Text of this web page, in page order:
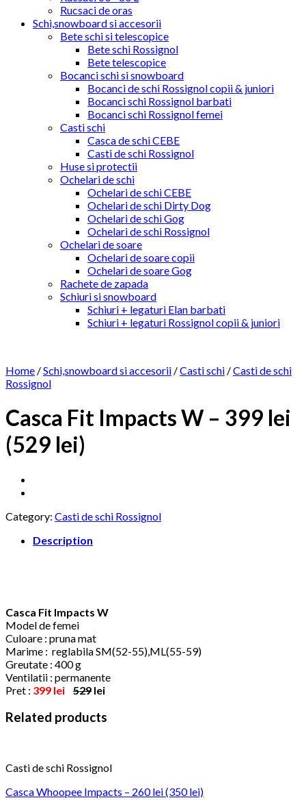
Rucsaci de oras
Schi,snowboard si accesorii
Bete schi si telescopice
Bete schi Rossignol
Bete telescopice
Bocanci schi si snowboard
Bocanci de schi Rossignol copii & juniori
Bocanci schi Rossignol barbati
Bocanci schi Rossignol femei
Casti schi
Casca de schi CEBE
Casti de schi Rossignol
Huse si protectii
Ochelari de schi
Ochelari de schi CEBE
Ochelari de schi Dirty Dog
Ochelari de schi Gog
Ochelari de schi Rossignol
Ochelari de soare
Ochelari de soare copii
Ochelari de soare Gog
Rachete de zapada
Schiuri si snowboard
Schiuri + legaturi Elan barbati
Schiuri + legaturi Rossignol copii & juniori
Home /Schi,snowboard si accesorii /Casti schi /Casti de schi
Rossignol
Casca Fit Impacts W – 399 lei
(529 lei)
Category: Casti de schi Rossignol
Description
Casca Fit Impacts W
Model de femei
Culoare : pruna mat
Marime : reglabila SM(52-55),ML(55-59)
Greutate : 400 g
Ventilatii : permanente
Pret : 399 lei 529 lei
Related products
Casti de schi Rossignol
Casca Whoopee Impacts – 260 lei (350 lei)